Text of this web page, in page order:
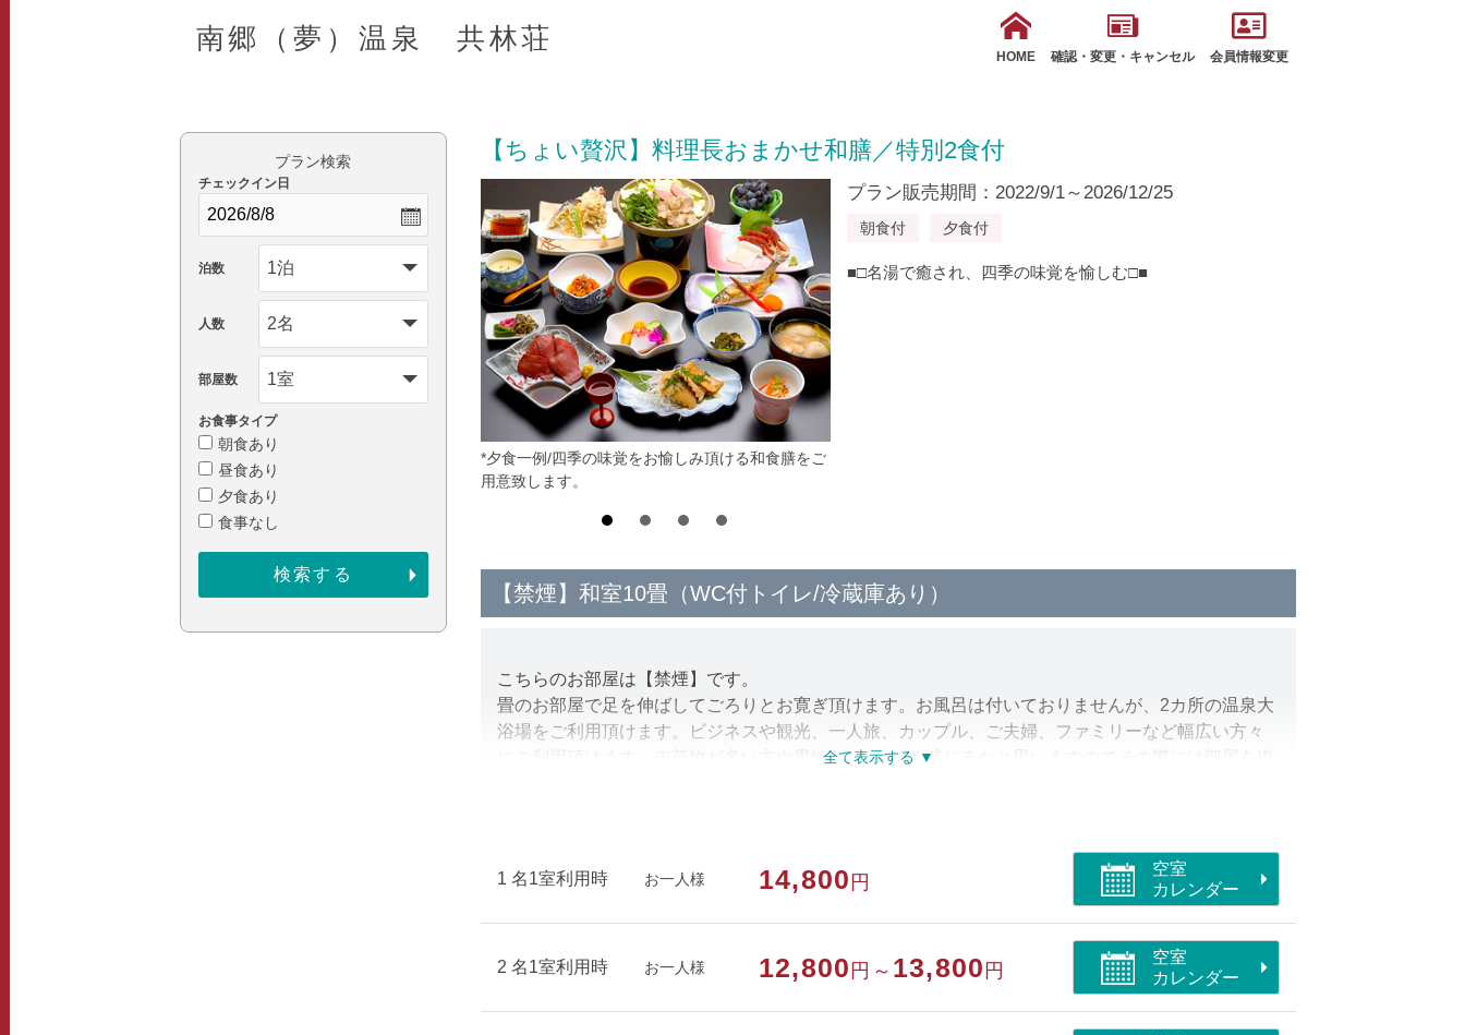
南郷（夢）温泉 共林荘
HOME 確認・変更・キャンセル 会員情報変更
【ちょい贅沢】料理長おまかせ和膳／特別2食付
*夕食一例/四季の味覚をお愉しみ頂ける和食膳をご
用意致します。
プラン販売期間：2022/9/1～2026/12/25
朝食付 夕食付
■□名湯で癒され、四季の味覚を愉しむ□■
【禁煙】和室10畳（WC付トイレ/冷蔵庫あり）
こちらのお部屋は【禁煙】です。
畳のお部屋で足を伸ばしてごろりとお寛ぎ頂けます。お風呂は付いておりませんが、2カ所の温泉大
浴場をご利用頂けます。ビジネスや観光、一人旅、カップル、ご夫婦、ファミリーなど幅広い方々
にご利用頂けます。※荷物が多い方や男性4名だと狭く感じるかと思いますのでその際には部屋を追
部屋特徴 禁煙/洗浄機付トイレ
1 名1室利用時 お一人様 14,800 円
空室
カレンダー
2 名1室利用時 お一人様 12,800 円～ 13,800 円
空室
カレンダー
プラン検索
チェックイン日
泊数
人数
部屋数
お食事タイプ
朝食あり
昼食あり
夕食あり
食事なし